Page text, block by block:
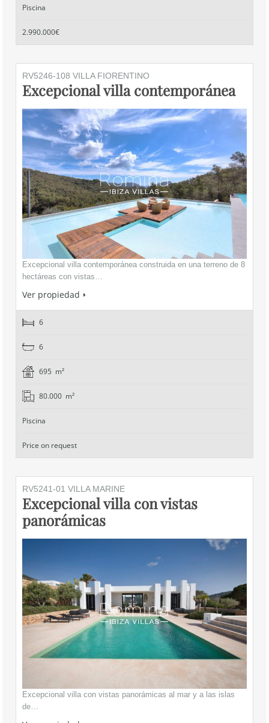
Piscina
2.990.000€
RV5246-108 VILLA FIORENTINO
Excepcional villa contemporánea
Excepcional villa contemporánea construida en una terreno de 8
hectáreas con vistas…
Ver propiedad
6
6
695 m²
80.000 m²
Piscina
Price on request
RV5241-01 VILLA MARINE
Excepcional villa con vistas
panorámicas
Excepcional villa con vistas panorámicas al mar y a las islas
de…